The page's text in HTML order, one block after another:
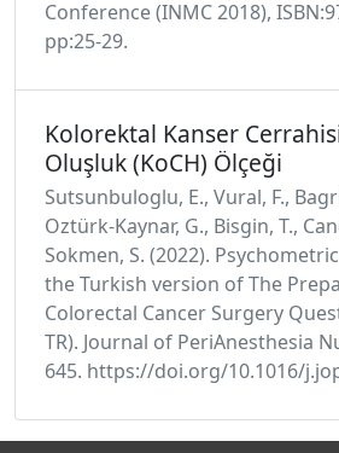
Conference (INMC 2018),
pp:25-29.
Kolorektal Kanser
Oluşluk (KoCH) Ölçeği
Sutsunbuloglu, E., Vural, F.,
Oztürk-Kaynar, G., Bisgin, T.,
Sokmen, S. (2022).
the Turkish version of The
Colorectal Cancer Surgery
TR). Journal of PeriAnesthesia
645. https://doi.org/10.1016/